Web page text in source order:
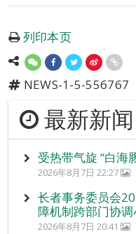
列印本页
NEWS-1-5-556767
最新新闻
受热带气旋 “白
2026年8月7日 22:27
长者事务委员会
障机制跨部门协
2026年8月7日 20:41